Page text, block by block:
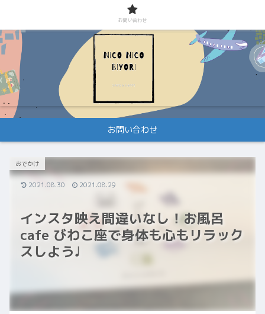
お問い合わせ
インスタ映え間違いなし！お風呂
cafe びわこ座で身体も心もリラック
スしよう♩
おでかけ
2021.08.30 2021.08.29
お問い合わせ